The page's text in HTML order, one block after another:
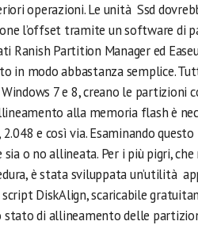
operazioni. Le unità Ssd
l’offset tramite un software di
Ranish Partition Manager ed
in modo abbastanza semplice.
7 e 8, creano le partizioni
alla memoria flash è
2.048 e così via. Esaminando
o no allineata. Per i più pigri,
è stata sviluppata un’utilità
DiskAlign, scaricabile
stato di allineamento delle